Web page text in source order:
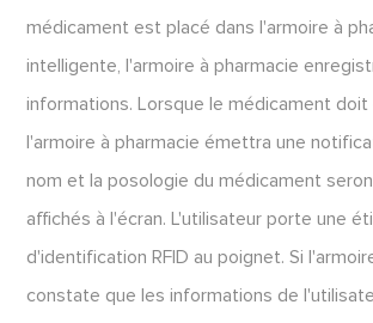
médicament est placé dans l'armoire à
intelligente, l'armoire à pharmacie
informations. Lorsque le médicament doit
l'armoire à pharmacie émettra une
nom et la posologie du médicament
affichés à l'écran. L'utilisateur porte une
d'identification RFID au poignet. Si
constate que les informations de